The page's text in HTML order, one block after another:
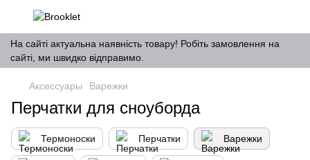
На сайті актуальна наявність товару! Робіть замовлення на
сайті, ми швидко відправимо.
Аксессуары Варежки
Перчатки для сноуборда
Термоноски Перчатки Варежки